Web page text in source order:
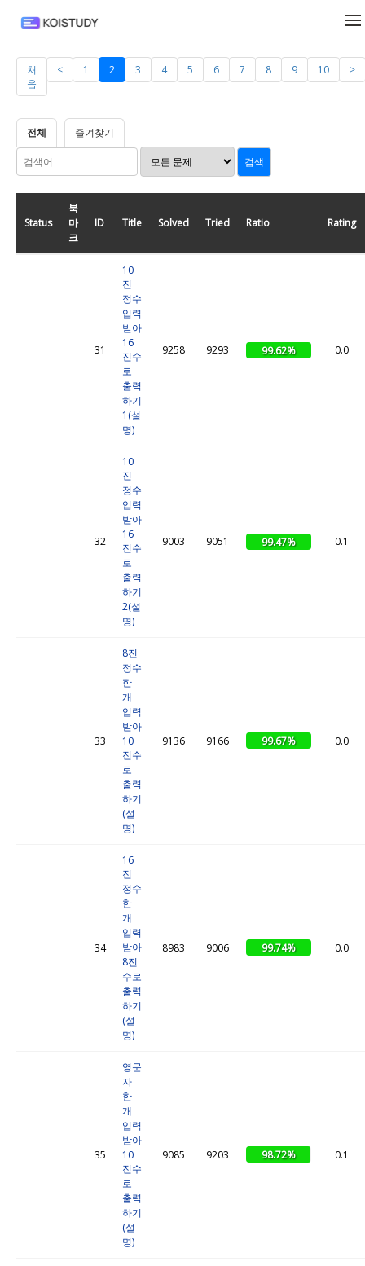
처
음
< 1 2 3 4 5 6 7 8 9 10 >
전체 즐겨찾기
Status
북
마
크
ID Title Solved Tried Ratio Rating
31
10
진
정수
입력
받아
16
진수
로
출력
하기
1(설
명)
9258 9293 99.62% 0.0
32
10
진
정수
입력
받아
16
진수
로
출력
하기
2(설
명)
9003 9051 99.47% 0.1
33
8진
정수
한
개
입력
받아
10
진수
로
출력
하기
(설
명)
9136 9166 99.67% 0.0
34
16
진
정수
한
개
입력
받아
8진
수로
출력
하기
(설
명)
8983 9006 99.74% 0.0
35
영문
자
한
개
입력
받아
10
진수
로
출력
하기
(설
명)
9085 9203 98.72% 0.1